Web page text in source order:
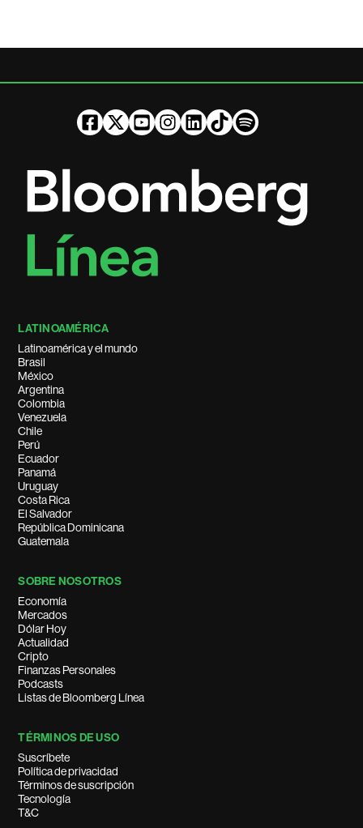
LATINOAMÉRICA
Latinoamérica y el mundo
Brasil
México
Argentina
Colombia
Venezuela
Chile
Perú
Ecuador
Panamá
Uruguay
Costa Rica
El Salvador
República Dominicana
Guatemala
SOBRE NOSOTROS
Economía
Mercados
Dólar Hoy
Actualidad
Cripto
Finanzas Personales
Podcasts
Listas de Bloomberg Línea
TÉRMINOS DE USO
Suscríbete
Política de privacidad
Términos de suscripción
Tecnología
T&C